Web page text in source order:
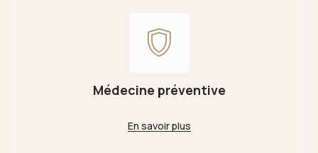
Médecine préventive
En savoir plus